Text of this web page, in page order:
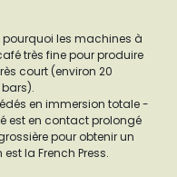
pourquoi les machines à
très fine pour produire
court (environ 20
en immersion totale -
est en contact prolongé
pour obtenir un
la French Press.